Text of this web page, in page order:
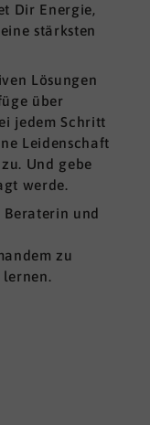
Dir Energie,
stärksten
Lösungen
über
jedem Schritt
Leidenschaft
Und gebe
werde.
und
zu
lernen.